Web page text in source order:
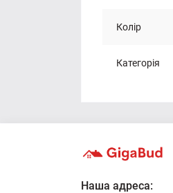
Колір
Категорія
Наша адреса: